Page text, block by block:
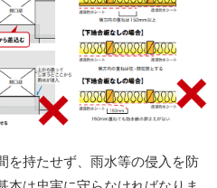
を持たせず、雨水等の侵入を防